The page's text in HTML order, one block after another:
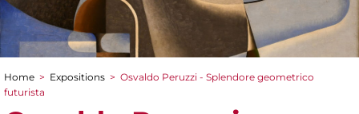
You are here
Home > Expositions > Osvaldo Peruzzi - Splendore geometrico
futurista